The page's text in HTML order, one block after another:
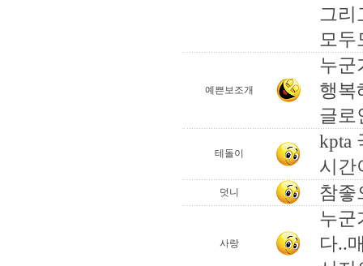
그리
모두
예쁜보조개
누군
행복
글로
테돌이
kpta
시간
덧니 참좋
사랑
누군
다..